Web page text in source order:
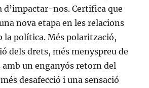
d’impactar-nos. Certifica que
nova etapa en les relacions
la política. Més polarització,
dels drets, més menyspreu de
un enganyós retorn del
desafecció i una sensació